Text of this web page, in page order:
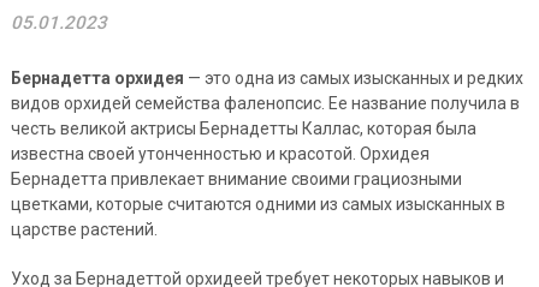
05.01.2023
Бернадетта орхидея — это одна из самых изысканных и редких
видов орхидей семейства фаленопсис. Ее название получила в
честь великой актрисы Бернадетты Каллас, которая была
известна своей утонченностью и красотой. Орхидея
Бернадетта привлекает внимание своими грациозными
цветками, которые считаются одними из самых изысканных в
царстве растений.
Уход за Бернадеттой орхидеей требует некоторых навыков и